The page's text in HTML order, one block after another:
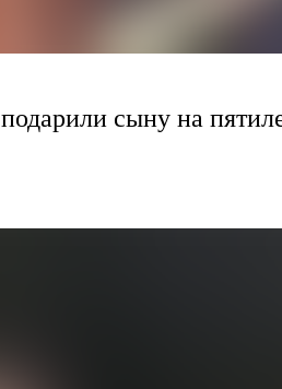
подарили сыну на